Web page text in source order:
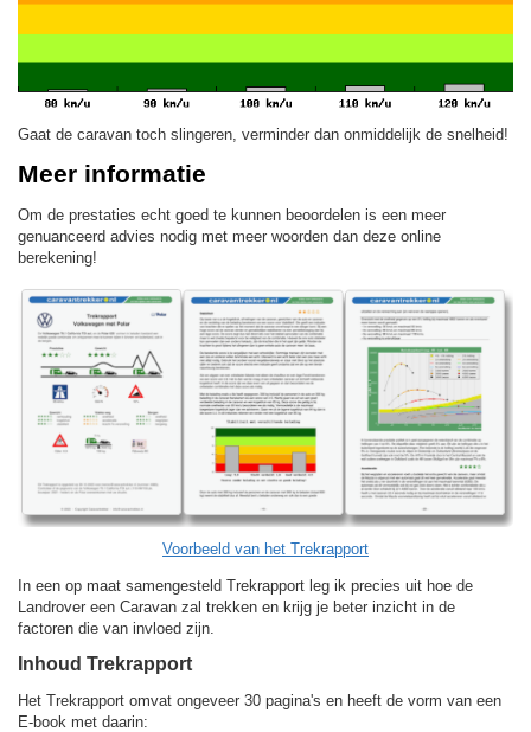
Gaat de caravan toch slingeren, verminder dan onmiddelijk de snelheid!
Meer informatie
Om de prestaties echt goed te kunnen beoordelen is een meer
genuanceerd advies nodig met meer woorden dan deze online
berekening!
Voorbeeld van het Trekrapport
In een op maat samengesteld Trekrapport leg ik precies uit hoe de
Landrover een Caravan zal trekken en krijg je beter inzicht in de
factoren die van invloed zijn.
Inhoud Trekrapport
Het Trekrapport omvat ongeveer 30 pagina's en heeft de vorm van een
E-book met daarin: